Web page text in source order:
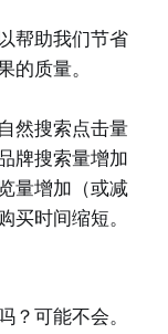
帮助我们节省
的质量。
然搜索点击量
牌搜索量增加
量增加（或减
买时间缩短。
？可能不会。